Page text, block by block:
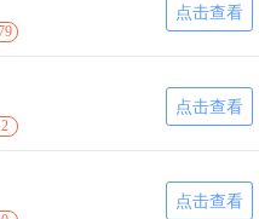
点击查看
点击查看
点击查看